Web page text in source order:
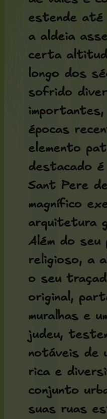
estende até
a aldeia
certa
longo dos
sofrido
importantes,
épocas
elemento
destacado
Sant Pere
magnífico
arquitetura
Além do seu
religioso, a
o seu
original,
muralhas e
judeu,
notáveis de
rica e
conjunto
suas ruas